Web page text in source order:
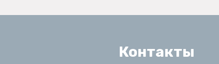
Контакты